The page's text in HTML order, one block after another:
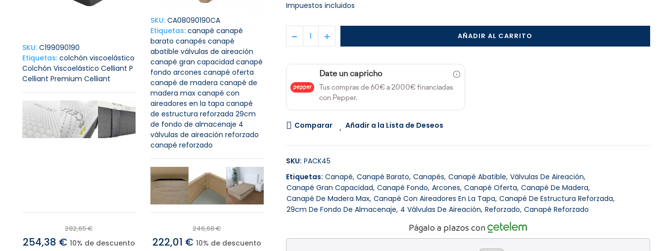
SKU: C199090190
Etiquetas: colchón viscoelástico
Colchón Viscoelástico Celliant P
Celliant Premium Celliant
282,65 €
254,38 € 10% de descuento
SKU: CA08090190CA
Etiquetas: canapé canapé
barato canapés canapé
abatible válvulas de aireación
canapé gran capacidad canapé
fondo arcones canapé oferta
canapé de madera canapé de
madera max canapé con
aireadores en la tapa canapé
de estructura reforzada 29cm
de fondo de almacenaje 4
válvulas de aireación reforzado
canapé reforzado
246,68 €
222,01 € 10% de descuento
Impuestos incluidos
AÑADIR AL CARRITO
Date un capricho
Tus compras de 60€ a 2000€ financiadas
con Pepper.
Comparar Añadir a la Lista de Deseos
SKU: PACK45
Etiquetas: Canapé Canapé Barato Canapés Canapé Abatible Válvulas De Aireación
Canapé Gran Capacidad Canapé Fondo Arcones Canapé Oferta Canapé De Madera
Canapé De Madera Max Canapé Con Aireadores En La Tapa Canapé De Estructura Reforzada
29cm De Fondo De Almacenaje 4 Válvulas De Aireación Reforzado Canapé Reforzado
Págalo a plazos con